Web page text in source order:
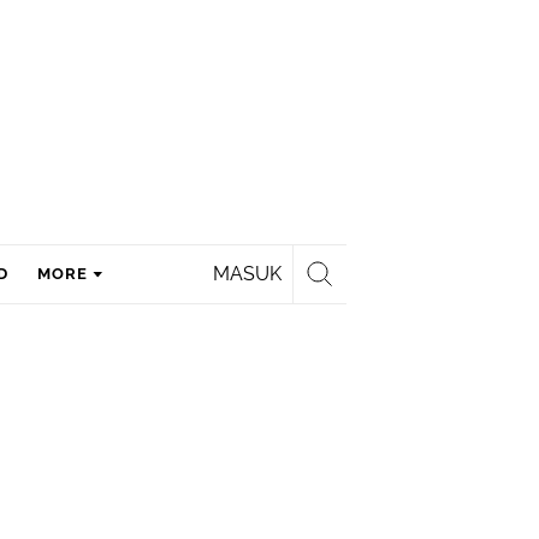
MASUK
MORE